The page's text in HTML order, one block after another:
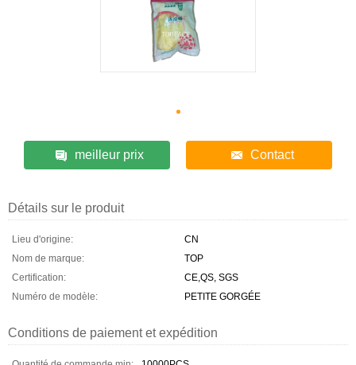
meilleur prix Contact
Détails sur le produit
Lieu d'origine:
CN
Nom de marque:
TOP
Certification:
CE,QS, SGS
Numéro de modèle:
PETITE GORGÉE
Conditions de paiement et expédition